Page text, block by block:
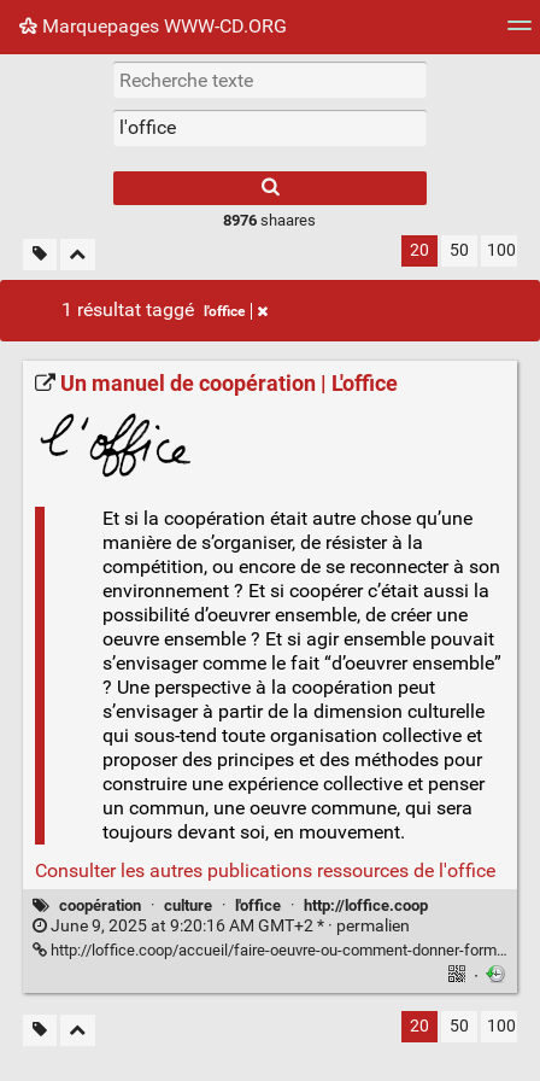
Marquepages WWW-CD.ORG
Nuage de tags Mur d'images
8976 shaares
20 50 100
1 résultat taggé l'office
Un manuel de coopération | L'office
Et si la coopération était autre chose qu’une
manière de s’organiser, de résister à la
compétition, ou encore de se reconnecter à son
environnement ? Et si coopérer c’était aussi la
possibilité d’oeuvrer ensemble, de créer une
oeuvre ensemble ? Et si agir ensemble pouvait
s’envisager comme le fait “d’oeuvrer ensemble”
? Une perspective à la coopération peut
s’envisager à partir de la dimension culturelle
qui sous-tend toute organisation collective et
proposer des principes et des méthodes pour
construire une expérience collective et penser
un commun, une oeuvre commune, qui sera
toujours devant soi, en mouvement.
Consulter les autres publications ressources de l'office
coopération · culture · l'office · http://loffice.coop
June 9, 2025 at 9:20:16 AM GMT+2 * · permalien
http://loffice.coop/accueil/faire-oeuvre-ou-comment-donner-forme-a-la-cooperation/
·
20 50 100